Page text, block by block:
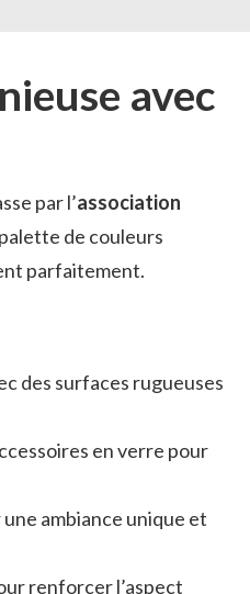
avec
par l’association
de couleurs
parfaitement.
des surfaces rugueuses
en verre pour
ambiance unique et
renforcer l’aspect